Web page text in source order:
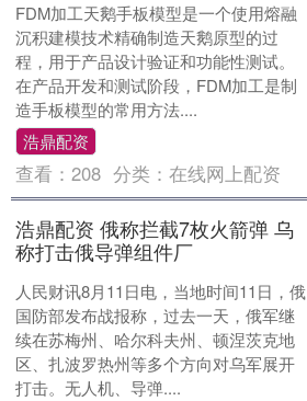
FDM加工天鹅手板模型是一个使用熔融
沉积建模技术精确制造天鹅原型的过
程，用于产品设计验证和功能性测试。
在产品开发和测试阶段，FDM加工是制
造手板模型的常用方法....
浩鼎配资
查看：208 分类：在线网上配资
浩鼎配资 俄称拦截7枚火箭弹 乌
称打击俄导弹组件厂
人民财讯8月11日电，当地时间11日，俄
国防部发布战报称，过去一天，俄军继
续在苏梅州、哈尔科夫州、顿涅茨克地
区、扎波罗热州等多个方向对乌军展开
打击。无人机、导弹....